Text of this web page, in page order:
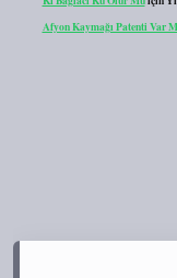
Afyon Kaymağı Patenti Var